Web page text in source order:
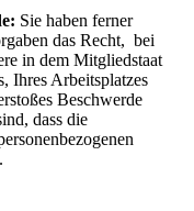
Sie haben ferner
das Recht, bei
in dem Mitgliedstaat
Ihres Arbeitsplatzes
Beschwerde
dass die